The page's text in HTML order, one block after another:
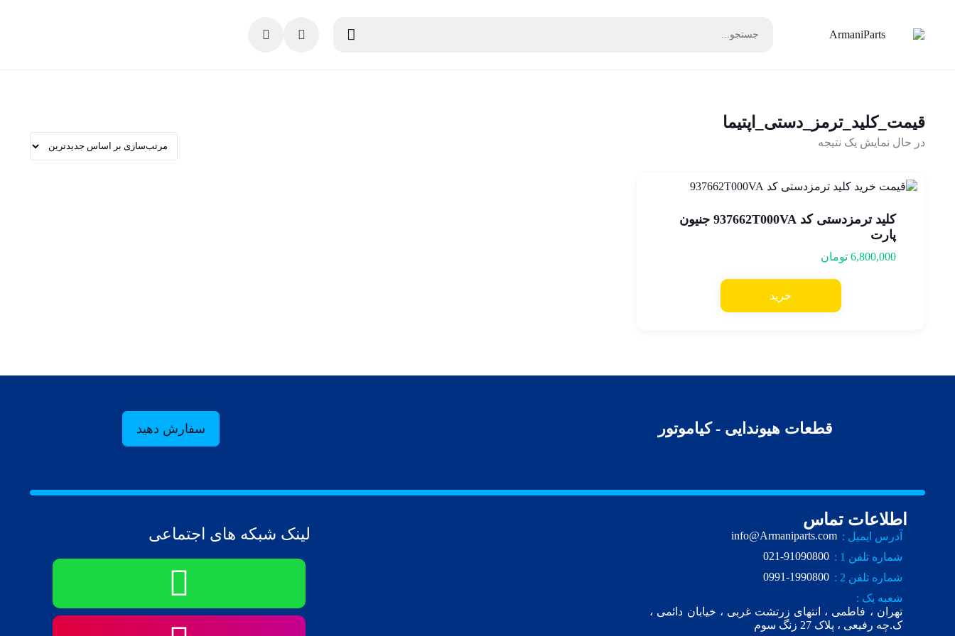
قیمت_کلید_ترمز_دستی_اپتیما
در حال نمایش یک نتیجه
کلید ترمزدستی کد 937662T000VA جنیون
پارت
6,800,000 تومان
خرید
قطعات هیوندایی - کیاموتور سفارش دهید
اطلاعات تماس
آدرس ایمیل : info@Armaniparts.com
شماره تلفن 1 :
021-91090800
شماره تلفن 2 :
0991-1990800
شعبه یک :
تهران ، فاطمی ، انتهای زرتشت غربی ، خیابان دائمی ،
ک.چه رفیعی ، پلاک 27 زنگ سوم
لینک شبکه های اجتماعی